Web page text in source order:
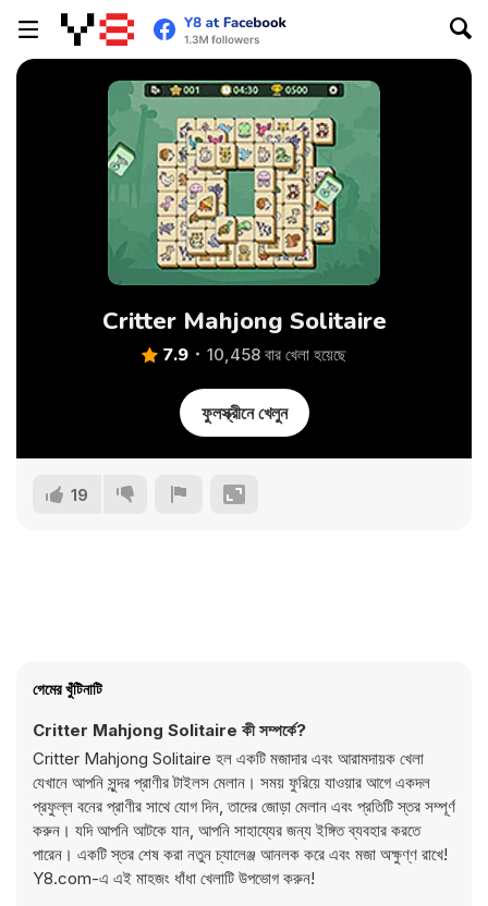
Critter Mahjong Solitaire
7.9 10,458 বার খেলা হয়েছে
ফুলস্ক্রীনে খেলুন
19
গেমের খুঁটিনাটি
Critter Mahjong Solitaire কী সম্পর্কে?
Critter Mahjong Solitaire হল একটি মজাদার এবং আরামদায়ক খেলা
যেখানে আপনি সুন্দর প্রাণীর টাইলস মেলান। সময় ফুরিয়ে যাওয়ার আগে একদল
প্রফুল্ল বনের প্রাণীর সাথে যোগ দিন, তাদের জোড়া মেলান এবং প্রতিটি স্তর সম্পূর্ণ
করুন। যদি আপনি আটকে যান, আপনি সাহায্যের জন্য ইঙ্গিত ব্যবহার করতে
পারেন। একটি স্তর শেষ করা নতুন চ্যালেঞ্জ আনলক করে এবং মজা অক্ষুণ্ণ রাখে!
Y8.com-এ এই মাহজং ধাঁধা খেলাটি উপভোগ করুন!